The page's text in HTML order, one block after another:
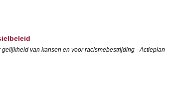
van kansen en voor racismebestrijding - Actieplan